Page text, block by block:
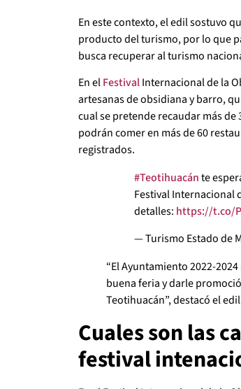
En este contexto, el edil sostuvo
producto del turismo, por lo que
busca recuperar al turismo
En elFestivalInternacional de la
artesanas de obsidiana y barro,
cual se pretende recaudar más
podrán comer en más de 60
registrados.
#Teotihuacánte
Festival Internacional
detalles: https://t.co/
— Turismo Estado de
“El Ayuntamiento 2022-
buena feria y darle
Teotihuacán”, destacó el
Cuales son las
festival